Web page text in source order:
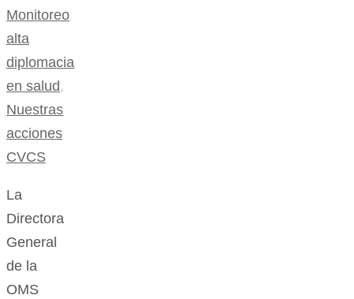
Monitoreo
alta
diplomacia
en salud,
Nuestras
acciones
CVCS
La
Directora
General
de la
OMS